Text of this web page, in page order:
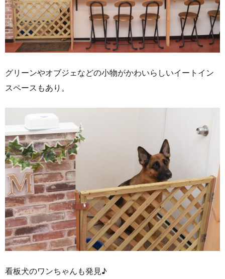
グリーンやオブジェなどの小物がかわいらしいイートイン
スペースもあり。
看板犬のワンちゃんも発見♪